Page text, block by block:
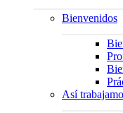
Bienvenidos
Así